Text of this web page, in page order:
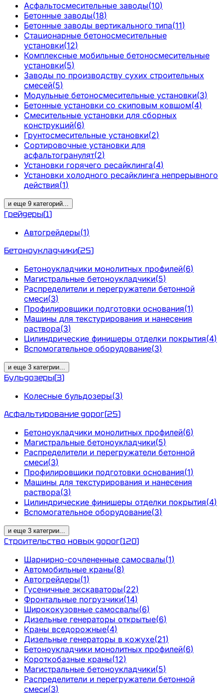
Асфальтосмесительные заводы(10)
Бетонные заводы(18)
Бетонные заводы вертикального типа(11)
Стационарные бетоносмесительные
установки(12)
Комплексные мобильные бетоносмесительные
установки(5)
Заводы по производству сухих строительных
смесей(5)
Модульные бетоносмесительные установки(3)
Бетонные установки со скиповым ковшом(4)
Смесительные установки для сборных
конструкций(6)
Грунтосмесительные установки(2)
Сортировочные установки для
асфальтогранулят(2)
Установки горячего ресайклинга(4)
Установки холодного ресайклинга непрерывного
действия(1)
и еще 9 категорий...
Грейдеры(1)
Автогрейдеры(1)
Бетоноукладчики(25)
Бетоноукладчики монолитных профилей(6)
Магистральные бетоноукладчики(5)
Распределители и перегружатели бетонной
смеси(3)
Профилировщики подготовки основания(1)
Машины для текстурирования и нанесения
раствора(3)
Цилиндрические финишеры отделки покрытия(4)
Вспомогательное оборудование(3)
и еще 3 категрии...
Бульдозеры(3)
Колесные бульдозеры(3)
Асфальтирование дорог(25)
Бетоноукладчики монолитных профилей(6)
Магистральные бетоноукладчики(5)
Распределители и перегружатели бетонной
смеси(3)
Профилировщики подготовки основания(1)
Машины для текстурирования и нанесения
раствора(3)
Цилиндрические финишеры отделки покрытия(4)
Вспомогательное оборудование(3)
и еще 3 категрии...
Строительство новых дорог(120)
Шарнирно-сочлененные самосвалы(1)
Автомобильные краны(8)
Автогрейдеры(1)
Гусеничные экскаваторы(22)
Фронтальные погрузчики(14)
Ширококузовные самосвалы(6)
Дизельные генераторы открытые(6)
Краны вседорожные(4)
Дизельные генераторы в кожухе(21)
Бетоноукладчики монолитных профилей(6)
Короткобазные краны(12)
Магистральные бетоноукладчики(5)
Распределители и перегружатели бетонной
смеси(3)